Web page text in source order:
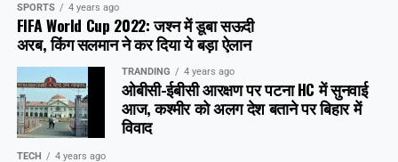
SPORTS 4 years ago
FIFA World Cup 2022: जश्न में डूबा सऊदी
अरब, क‍िंग सलमान ने कर दिया ये बड़ा ऐलान
TRANDING 4 years ago
ओबीसी-ईबीसी आरक्षण पर पटना HC में सुनवाई
आज, कश्मीर को अलग देश बताने पर बिहार में
विवाद
TECH 4 years ago